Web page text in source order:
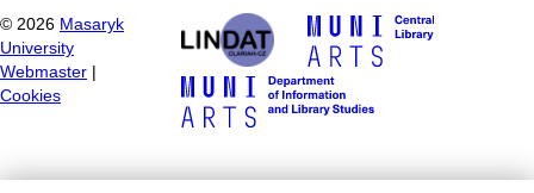
© 2026 Masaryk
University
Webmaster
Cookies